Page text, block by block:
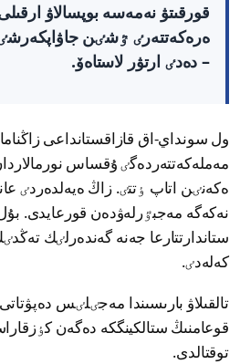
قورقىتۋ نەمەسە بوپسالاۋ
ەرەكەتتەرٸ ٷشٸن
– دەدٸ ارتۋر لاستاەۆ.
ول سونداي-اق قازاقستانداعى
مەملەكەتتەردەگٸ ۇقساس
ەكەنٸن اتاپ ٶتتٸ. زاڭ ەيەلدەردٸ
نەكەگە مەجبٷرلەۋدەن قورعايدى.
ستاندارتتارعا جەنە گەندەرلٸك
كەلەدٸ.
تالقىلاۋ بارىسىندا مەجٸلٸس دەپۋتاتى
قوعامنىڭ ستالكينگكە دەگەن
توقتالدى.